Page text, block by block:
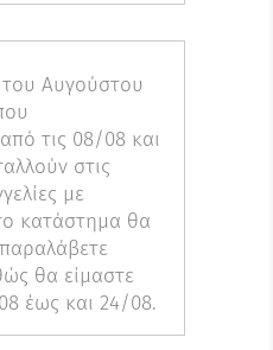
του Αυγούστου
τις 08/08 και
στις
με
κατάστημα θα
θα είμαστε
έως και 24/08.